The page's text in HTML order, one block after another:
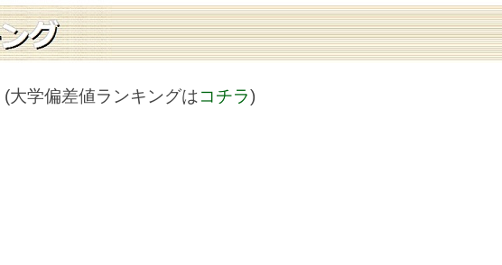
(大学偏差値ランキングはコチラ)